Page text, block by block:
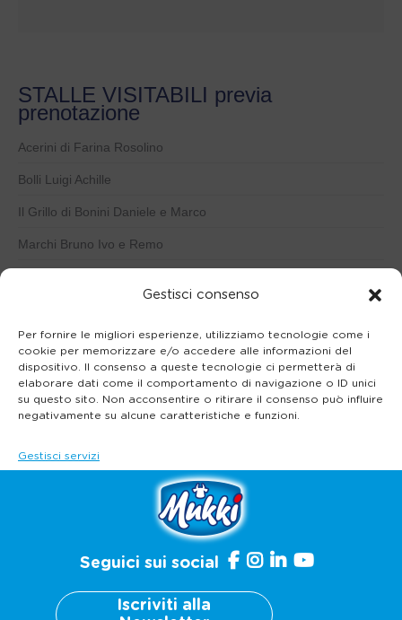
Gestisci consenso
Per fornire le migliori esperienze, utilizziamo tecnologie come i
cookie per memorizzare e/o accedere alle informazioni del
dispositivo. Il consenso a queste tecnologie ci permetterà di
elaborare dati come il comportamento di navigazione o ID unici
su questo sito. Non acconsentire o ritirare il consenso può influire
negativamente su alcune caratteristiche e funzioni.
Gestisci servizi
Accetta
Nega
Visualizza le preferenze
STALLE VISITABILI previa
prenotazione
Acerini di Farina Rosolino
Bolli Luigi Achille
Il Grillo di Bonini Daniele e Marco
Marchi Bruno Ivo e Remo
Pian Barucci di Vignini Antonio
Storica Fattoria Palagiaccio
Seguici sui social
Iscriviti alla